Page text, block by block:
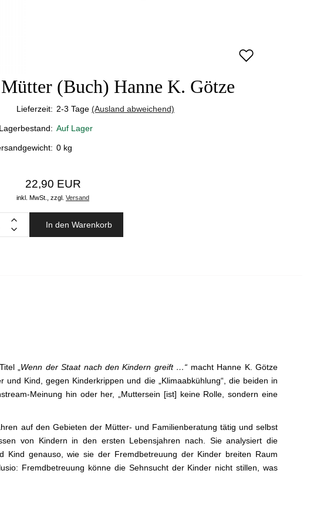
(Buch) Hanne K. Götze
Lieferzeit: 2-3 Tage (Ausland abweichend)
Lagerbestand: Auf Lager
0 kg
22,90 EUR
inkl. MwSt., zzgl. Versand
In den Warenkorb
„ Wenn der Staat nach den Kindern greift …“ macht Hanne K. Götze
Kind, gegen Kinderkrippen und die „Klimaabkühlung“, die beiden in
Meinung hin oder her, „Muttersein [ist] keine Rolle, sondern eine
auf den Gebieten der Mütter- und Familienberatung tätig und selbst
von Kindern in den ersten Lebensjahren nach. Sie analysiert die
Kind genauso, wie sie der Fremdbetreuung der Kinder breiten Raum
Fremdbetreuung könne die Sehnsucht der Kinder nicht stillen, was